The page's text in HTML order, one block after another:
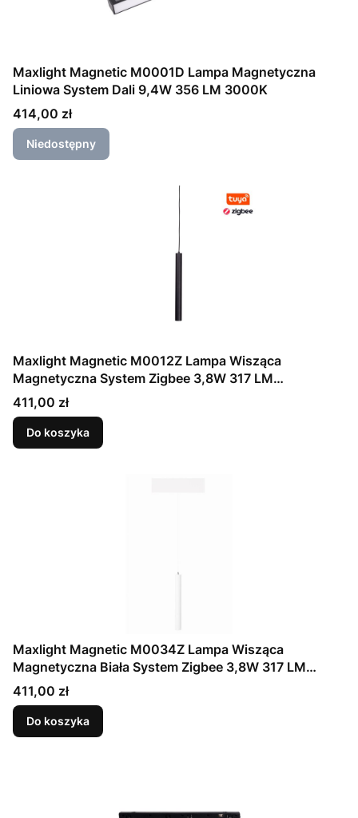
Maxlight Magnetic M0001D Lampa Magnetyczna
Liniowa System Dali 9,4W 356 LM 3000K
Cena
414,00 zł
Niedostępny
Maxlight Magnetic M0012Z Lampa Wisząca
Magnetyczna System Zigbee 3,8W 317 LM
2700/5000K
Cena
411,00 zł
Do koszyka
Maxlight Magnetic M0034Z Lampa Wisząca
Magnetyczna Biała System Zigbee 3,8W 317 LM
2700/5000K
Cena
411,00 zł
Do koszyka